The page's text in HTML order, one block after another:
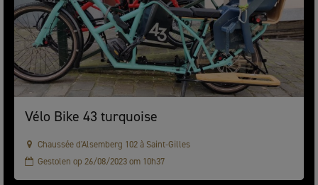
Vélo Bike 43 turquoise
Chaussée d'Alsemberg 102 à Saint-Gilles
Gestolen op 26/08/2023 om 10h37